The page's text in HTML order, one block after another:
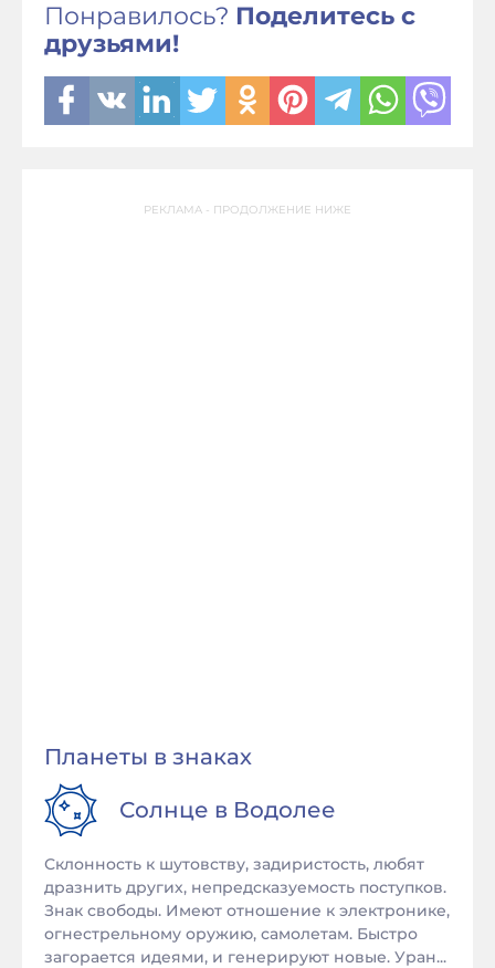
Понравилось? Поделитесь с
друзьями!
РЕКЛАМА - ПРОДОЛЖЕНИЕ НИЖЕ
Планеты в знаках
Солнце в Водолее
Склонность к шутовству, задиристость, любят
дразнить других, непредсказуемость поступков.
Знак свободы. Имеют отношение к электронике,
огнестрельному оружию, самолетам. Быстро
загорается идеями, и генерируют новые. Уран...